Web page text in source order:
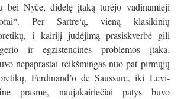
bei Nyče, didelę įtaką turėjo vadinamieji
Per Sartre‘ą, vieną klasikinių
į kairįjį judėjimą prasiskverbė gili
ir egzistencinės problemos įtaka.
nepaprastai reikšmingas nuo pat pirmųjų
Ferdinand’o de Saussure, iki Levi-
prasme, naujakairiečiai patys buvo